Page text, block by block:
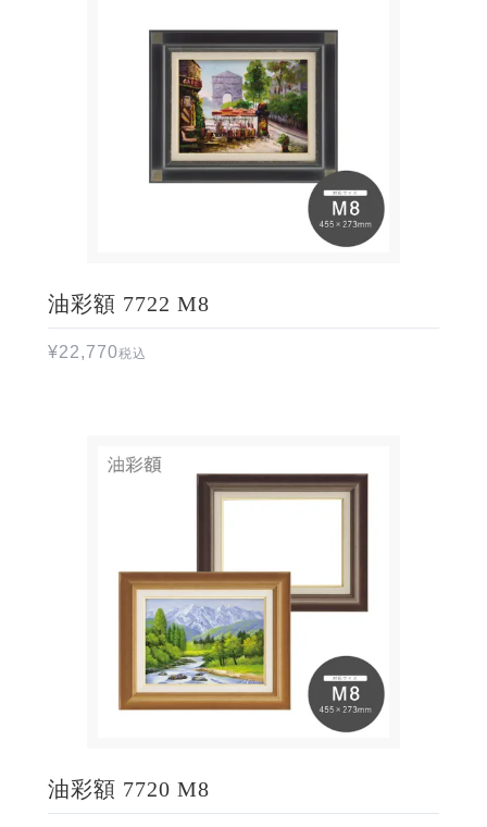
油彩額 7722 M8
¥22,770税込
油彩額 7720 M8